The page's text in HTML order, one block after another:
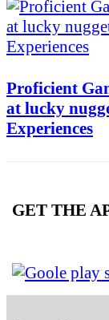
Proficient
at lucky
Experiences
GET THE